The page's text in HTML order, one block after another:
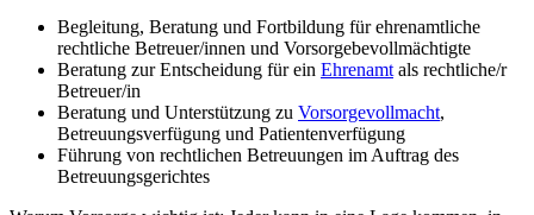
Begleitung, Beratung und Fortbildung für ehrenamtliche
rechtliche Betreuer/innen und Vorsorgebevollmächtigte
Beratung zur Entscheidung für ein Ehrenamt als rechtliche/r
Betreuer/in
Beratung und Unterstützung zu Vorsorgevollmacht,
Betreuungsverfügung und Patientenverfügung
Führung von rechtlichen Betreuungen im Auftrag des
Betreuungsgerichtes